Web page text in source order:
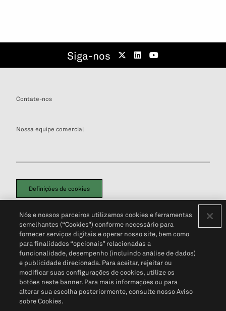
Siga-nos
Contate-nos
Nossa equipe comercial
Definições de cookies
Política de PrivacidadePortal de privacidade do cliente (em inglês)
Não Venda Minhas Informações Pessoais© 2026 S&P Global
Nós e nossos parceiros utilizamos cookies e ferramentas
semelhantes (“Cookies”) conforme necessário para
fornecer serviços digitais e operar nosso site, bem como
para finalidades “opcionais” relacionadas a
funcionalidade, desempenho (incluindo análise de dados)
e publicidade direcionada. Para aceitar, rejeitar ou
modificar suas configurações de cookies, utilize os
botões neste banner. Para mais informações ou para
alterar sua escolha posteriormente, consulte nosso Aviso
sobre Cookies.